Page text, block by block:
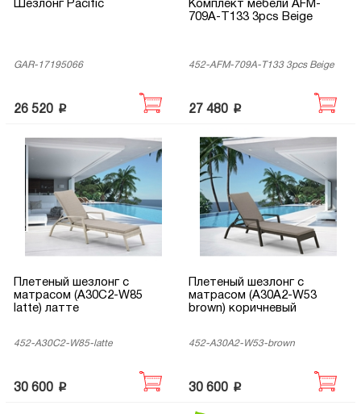
Шезлонг Pacific
GAR-17195066
26 520 p
Комплект мебели AFM-
709A-T133 3pcs Beige
452-AFM-709A-T133 3pcs Beige
27 480 p
Плетеный шезлонг с
матрасом (A30C2-W85
latte) латте
452-A30C2-W85-latte
30 600 p
Плетеный шезлонг с
матрасом (A30A2-W53
brown) коричневый
452-A30A2-W53-brown
30 600 p